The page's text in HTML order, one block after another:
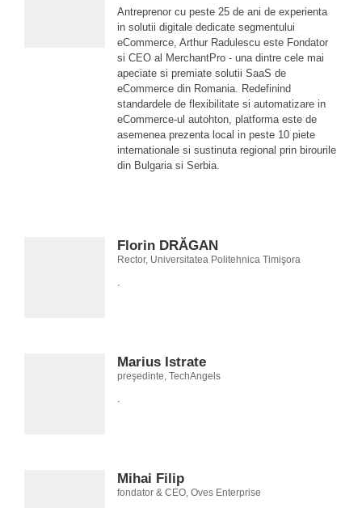
Antreprenor cu peste 25 de ani de experienta
in solutii digitale dedicate segmentului
eCommerce, Arthur Radulescu este Fondator
si CEO al MerchantPro - una dintre cele mai
apeciate si premiate solutii SaaS de
eCommerce din Romania. Redefinind
standardele de flexibilitate si automatizare in
eCommerce-ul autohton, platforma este de
asemenea prezenta local in peste 10 piete
internationale si sustinuta regional prin birourile
din Bulgaria si Serbia.
Florin DRĂGAN
Rector, Universitatea Politehnica Timişora
.
Marius Istrate
preşedinte, TechAngels
.
Mihai Filip
fondator & CEO, Oves Enterprise